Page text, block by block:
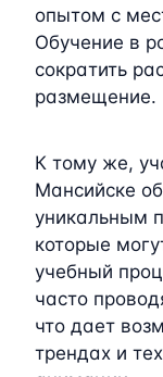
опытом с
Обучение в
сократить
размещение.
К тому же,
Мансийске
уникальным
которые
учебный
часто
что дает
трендах и